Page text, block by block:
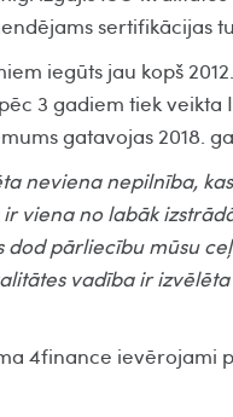
sertifikācijas
iegūts jau kopš
3 gadiem tiek veikta
gatavojas 2018.
neviena nepilnība,
viena no labāk
pārliecību mūsu
vadība ir izvēlēta
4finance ievērojami